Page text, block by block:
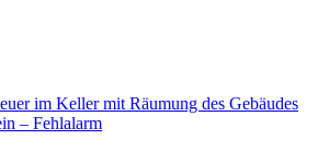
im Keller mit Räumung des Gebäudes
– Fehlalarm